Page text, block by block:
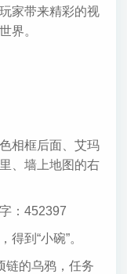
家带来精彩的视
界。
相框后面、艾玛
、墙上地图的右
：452397
到“小碗”。
链的乌鸦，任务